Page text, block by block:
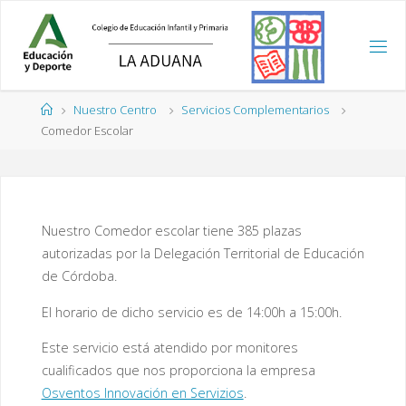
contenido
Página
de
Nuestro Centro
Servicios Complementarios
Comedor Escolar
Nuestro Comedor escolar tiene 385 plazas
autorizadas por la Delegación Territorial de Educación
de Córdoba.
El horario de dicho servicio es de 14:00h a 15:00h.
Este servicio está atendido por monitores
cualificados que nos proporciona la empresa
Osventos Innovación en Servizios.